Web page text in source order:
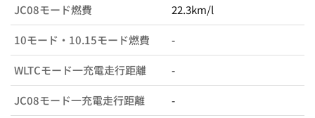
JC08モード燃費 22.3km/l
10モード・10.15モード燃費 -
WLTCモード一充電走行距離 -
JC08モード一充電走行距離 -